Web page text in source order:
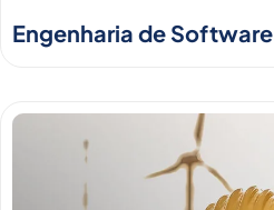
Engenharia de Software